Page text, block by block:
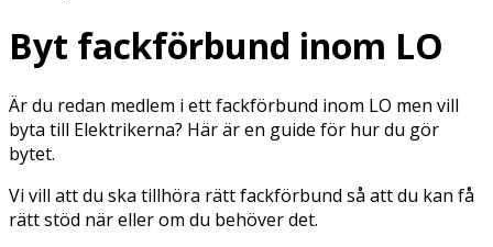
Byt fackförbund inom LO
Är du redan medlem i ett fackförbund inom LO men vill
byta till Elektrikerna? Här är en guide för hur du gör
bytet.
Vi vill att du ska tillhöra rätt fackförbund så att du kan få
rätt stöd när eller om du behöver det.